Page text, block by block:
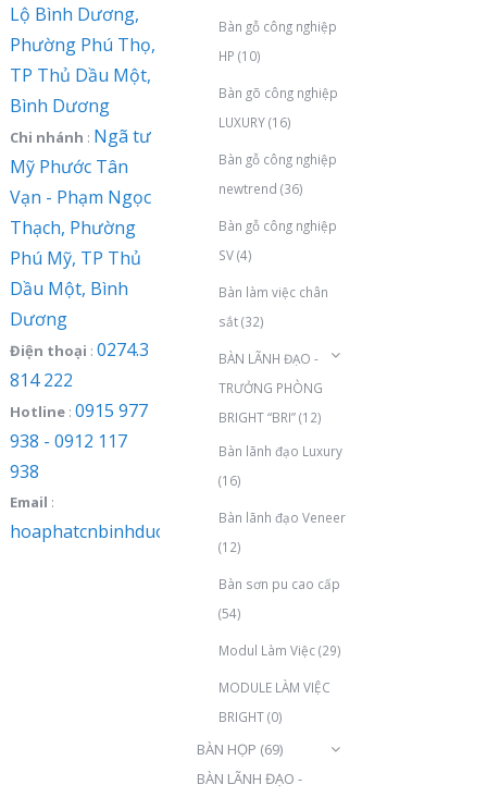
Lộ Bình Dương,
Phường Phú Thọ,
TP Thủ Dầu Một,
Bình Dương
Chi nhánh : Ngã tư
Mỹ Phước Tân
Vạn - Phạm Ngọc
Thạch, Phường
Phú Mỹ, TP Thủ
Dầu Một, Bình
Dương
Điện thoại : 0274.3
814 222
Hotline: 0915 977
938 - 0912 117
938
Email :
hoaphatcnbinhduong@gmail.com
Bàn gỗ công nghiệp
HP (10)
Bàn gõ công nghiệp
LUXURY(16)
Bàn gỗ công nghiệp
newtrend (36)
Bàn gỗ công nghiệp
SV(4)
Bàn làm việc chân
sắt(32)
BÀN LÃNH ĐẠO -
TRƯỞNG PHÒNG
BRIGHT “BRI”(12)
Bàn lãnh đạo Luxury
(16)
Bàn lãnh đạo Veneer
(12)
Bàn sơn pu cao cấp
(54)
Modul Làm Việc(29)
MODULE LÀM VIỆC
BRIGHT(0)
BÀN HỌP (69)
BÀN LÃNH ĐẠO -